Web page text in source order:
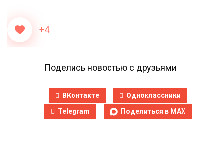
+4
Поделись новостью с друзьями
ВКонтакте
Одноклассники
Telegram
Поделиться в MAX